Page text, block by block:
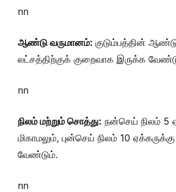
nn
ஆண்டு வருமானம்: குடும்பத்தின்
லட்சத்திற்குக் குறைவாக இருக்க
nn
நிலம் மற்றும் சொத்து: நன்செய் நிலம் 5
மிகாமலும், புன்செய் நிலம் 10
வேண்டும்.
nn